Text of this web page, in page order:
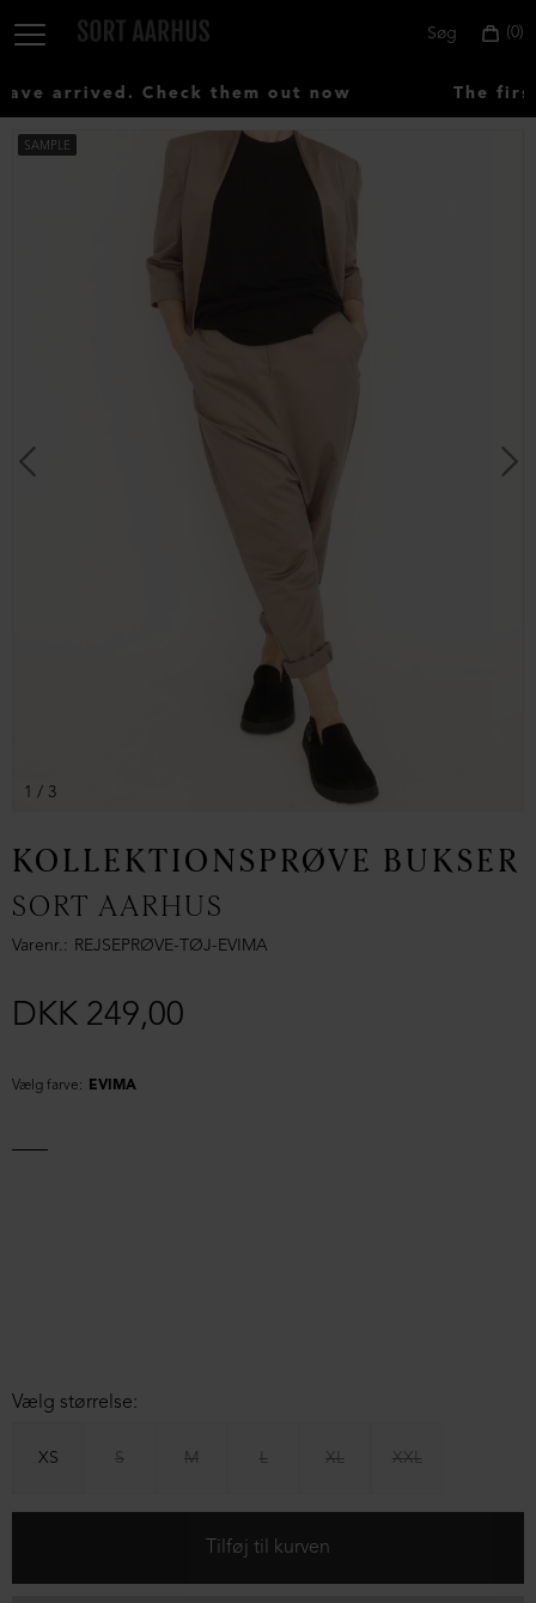
0
Søg
arrived. Check them out now The first
SAMPLE
1 / 3
KOLLEKTIONSPRØVE BUKSER
SORT AARHUS
Varenr. REJSEPRØVE-TØJ-EVIMA
DKK 249,00
Vælg farve: EVIMA
Vælg størrelse:
XS S M L XL XXL